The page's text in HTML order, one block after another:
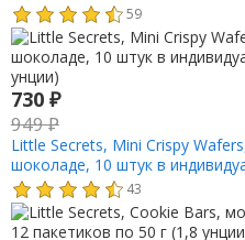
59
730 ₽
949₽
Little Secrets, Mini Crispy
шоколаде, 10 штук в
унции)
43